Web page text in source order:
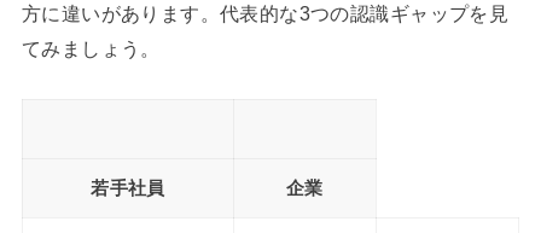
方に違いがあります。代表的な3つの認識ギャップを見
てみましょう。
若手社員 企業